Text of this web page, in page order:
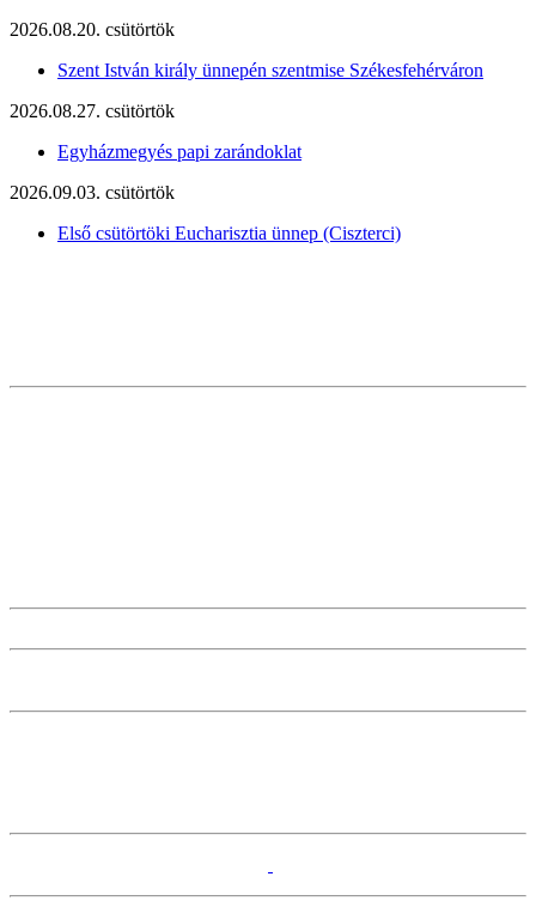
2026.08.20. csütörtök
Szent István király ünnepén szentmise Székesfehérváron
2026.08.27. csütörtök
Egyházmegyés papi zarándoklat
2026.09.03. csütörtök
Első csütörtöki Eucharisztia ünnep (Ciszterci)